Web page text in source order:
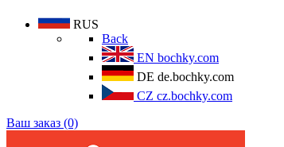
RUS
Back
EN bochky.com
DE de.bochky.com
CZ cz.bochky.com
Ваш заказ (0)